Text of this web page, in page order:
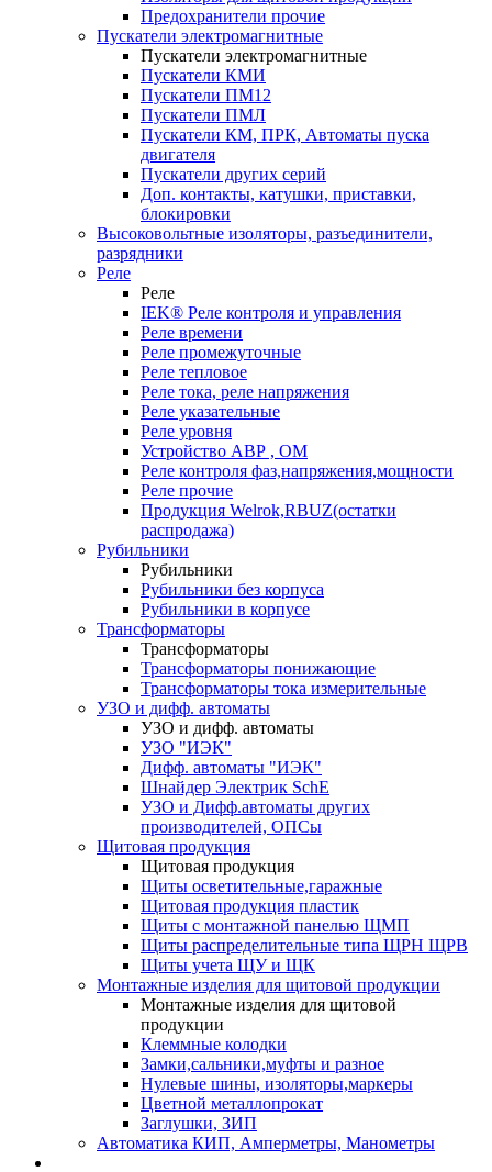
Предохранители прочие
Пускатели электромагнитные
Пускатели электромагнитные
Пускатели КМИ
Пускатели ПМ12
Пускатели ПМЛ
Пускатели КМ, ПРК, Автоматы пуска
двигателя
Пускатели других серий
Доп. контакты, катушки, приставки,
блокировки
Высоковольтные изоляторы, разъединители,
разрядники
Реле
Реле
IEK® Реле контроля и управления
Реле времени
Реле промежуточные
Реле тепловое
Реле тока, реле напряжения
Реле указательные
Реле уровня
Устройство АВР , ОМ
Реле контроля фаз,напряжения,мощности
Реле прочие
Продукция Welrok,RBUZ(остатки
распродажа)
Рубильники
Рубильники
Рубильники без корпуса
Рубильники в корпусе
Трансформаторы
Трансформаторы
Трансформаторы понижающие
Трансформаторы тока измерительные
УЗО и дифф. автоматы
УЗО и дифф. автоматы
УЗО "ИЭК"
Дифф. автоматы "ИЭК"
Шнайдер Электрик SchE
УЗО и Дифф.автоматы других
производителей, ОПСы
Щитовая продукция
Щитовая продукция
Щиты осветительные,гаражные
Щитовая продукция пластик
Щиты с монтажной панелью ЩМП
Щиты распределительные типа ЩРН ЩРВ
Щиты учета ЩУ и ЩК
Монтажные изделия для щитовой продукции
Монтажные изделия для щитовой
продукции
Клеммные колодки
Замки,сальники,муфты и разное
Нулевые шины, изоляторы,маркеры
Цветной металлопрокат
Заглушки, ЗИП
Автоматика КИП, Амперметры, Манометры